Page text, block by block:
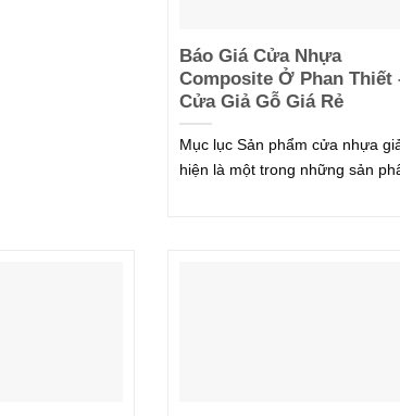
Báo Giá Cửa Nhựa
Composite Ở Phan Thiết
Cửa Giả Gỗ Giá Rẻ
Mục lục Sản phẩm cửa nhựa
hiện là một trong những sản